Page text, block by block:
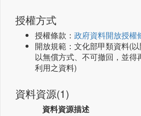
授權方式
授權條款： 政府資料開放授權
開放規範：文化部甲類資料(
以無償方式、不可撤回，並得
利用之資料)
資料資源(1)
資料資源描述